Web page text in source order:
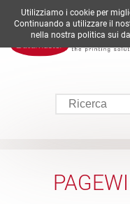
Utilizziamo i cookie per
Continuando a utilizzare il
nella nostra politica